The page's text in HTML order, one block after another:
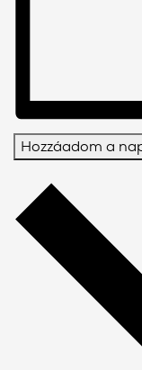
Hozzáadom a